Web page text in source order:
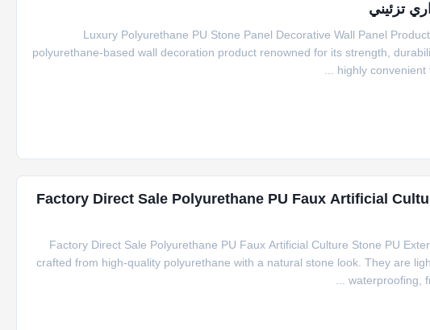
تزئيني
Luxury Polyurethane PU Stone Panel Decorative Wall Panel
polyurethane-based wall decoration product renowned for its strength,
highly convenient
Factory Direct Sale Polyurethane PU Faux Artificial
Factory Direct Sale Polyurethane PU Faux Artificial Culture Stone PU
crafted from high-quality polyurethane with a natural stone look. They are
waterproofing,